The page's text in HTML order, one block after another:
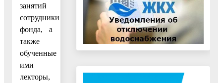
занятий
сотрудники
фонда, а
также
обученные
ими
лекторы,